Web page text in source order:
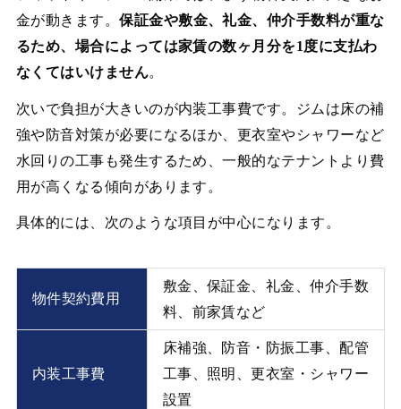
金が動きます。保証金や敷金、礼金、仲介手数料が重な
るため、場合によっては家賃の数ヶ月分を1度に支払わ
なくてはいけません。
次いで負担が大きいのが内装工事費です。ジムは床の補
強や防音対策が必要になるほか、更衣室やシャワーなど
水回りの工事も発生するため、一般的なテナントより費
用が高くなる傾向があります。
具体的には、次のような項目が中心になります。
物件契約費用
敷金、保証金、礼金、仲介手数
料、前家賃など
内装工事費
床補強、防音・防振工事、配管
工事、照明、更衣室・シャワー
設置